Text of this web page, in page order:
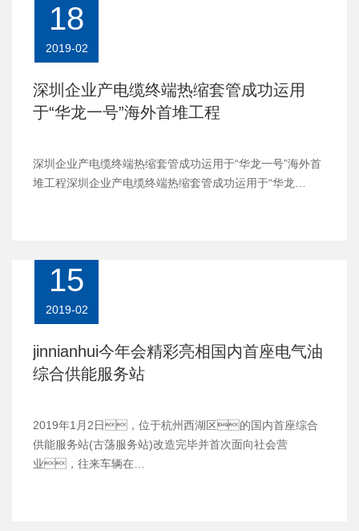
深圳企业产电缆终端热缩套管成功运用
于“华龙一号”海外首堆工程
深圳企业产电缆终端热缩套管成功运用于“华龙一号”海外首
堆工程深圳企业产电缆终端热缩套管成功运用于“华龙…
18
2019-02
jinnianhui今年会精彩亮相国内首座电气油
综合供能服务站
2019年1月2日，位于杭州西湖区的国内首座综合
供能服务站(古荡服务站)改造完毕并首次面向社会营
业，往来车辆在…
15
2019-02